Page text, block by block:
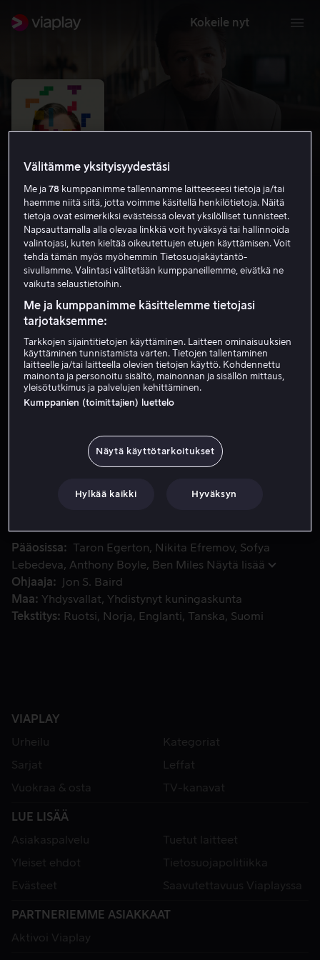
Kokeile nyt
Tetris
7.4 Jännitys 1 h 52 min
K-12
Vuokraa 3,99 €
Osta 11,99 €
Katso traileri
Perustuu tositarinaan yhdysvaltalaisesta
Perustuu tositarinaan yhdysvaltalaisesta
Tetris-pelin vuonna 1988. Hän haluaa esitellä pelinsä
Pääosissa
Taron Egerton Nikita Efremov Sofya
Lebedeva
Anthony Boyle Ben Miles Näytä lisää
Ohjaaja
Jon S. Baird
Maa
Yhdysvallat
Yhdistynyt kuningaskunta
Tekstitys
Ruotsi Norja Englanti Tanska Suomi
VIAPLAY
Urheilu
Kategoriat
Sarjat
Leffat
Vuokraa & osta
TV-kanavat
LUE LISÄÄ
Asiakaspalvelu
Tuetut laitteet
Yleiset ehdot
Tietosuojapolitiikka
Evästeet
Saavutettavuus Viaplayssa
PARTNERIEMME ASIAKKAAT
Aktivoi Viaplay
Välitämme yksityisyydestäsi
Me ja78 kumppanimme tallennamme laitteeseesi tietoja ja/tai
haemme niitä siitä, jotta voimme käsitellä henkilötietoja. Näitä
tietoja ovat esimerkiksi evästeissä olevat yksilölliset tunnisteet.
Napsauttamalla alla olevaa linkkiä voit hyväksyä tai hallinnoida
valintojasi, kuten kieltää oikeutettujen etujen käyttämisen. Voit
tehdä tämän myös myöhemmin Tietosuojakäytäntö-
sivullamme. Valintasi välitetään kumppaneillemme, eivätkä ne
vaikuta selaustietoihin.
Me ja kumppanimme käsittelemme tietojasi
tarjotaksemme:
Tarkkojen sijaintitietojen käyttäminen. Laitteen ominaisuuksien
käyttäminen tunnistamista varten. Tietojen tallentaminen
laitteelle ja/tai laitteella olevien tietojen käyttö. Kohdennettu
mainonta ja personoitu sisältö, mainonnan ja sisällön mittaus,
yleisötutkimus ja palvelujen kehittäminen.
Kumppanien (toimittajien) luettelo
Näytä käyttötarkoitukset
Hylkää kaikki Hyväksyn